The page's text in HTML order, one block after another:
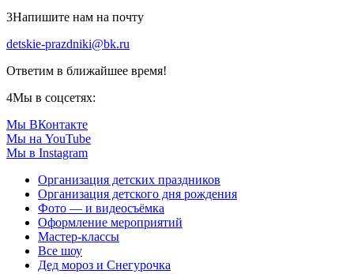
3Напишите нам на почту
detskie-prazdniki@bk.ru
Ответим в ближайшее время!
4Мы в соцсетях:
Мы ВКонтакте
Мы на YouTube
Мы в Instagram
Организация детских праздников
Организация детского дня рождения
Фото — и видеосъёмка
Оформление мероприятий
Мастер-классы
Все шоу
Дед мороз и Снегурочка